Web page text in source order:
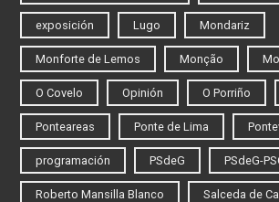
exposición Lugo Mondariz
Monforte de Lemos Monção
O Covelo Opinión O Porriño
Ponteareas Ponte de Lima
programación PSdeG PSdeG-
Roberto Mansilla Blanco Salceda de